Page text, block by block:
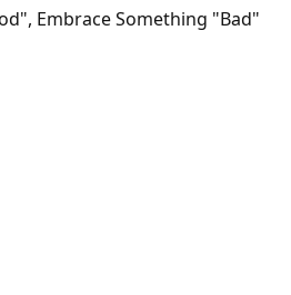
Embrace Something "Bad"